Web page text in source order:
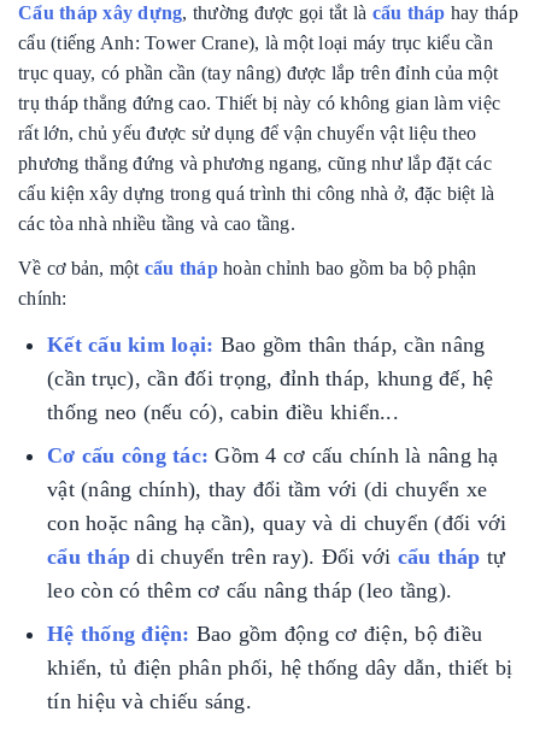
Cẩu tháp xây dựng, thường được gọi tắt là cẩu tháp hay tháp
cẩu (tiếng Anh: Tower Crane), là một loại máy trục kiểu cần
trục quay, có phần cần (tay nâng) được lắp trên đỉnh của một
trụ tháp thẳng đứng cao. Thiết bị này có không gian làm việc
rất lớn, chủ yếu được sử dụng để vận chuyển vật liệu theo
phương thẳng đứng và phương ngang, cũng như lắp đặt các
cấu kiện xây dựng trong quá trình thi công nhà ở, đặc biệt là
các tòa nhà nhiều tầng và cao tầng.
Về cơ bản, một cẩu tháphoàn chỉnh bao gồm ba bộ phận
chính:
Kết cấu kim loại: Bao gồm thân tháp, cần nâng
(cần trục), cần đối trọng, đỉnh tháp, khung đế, hệ
thống neo (nếu có), cabin điều khiển...
Cơ cấu công tác: Gồm 4 cơ cấu chính là nâng hạ
vật (nâng chính), thay đổi tầm với (di chuyển xe
con hoặc nâng hạ cần), quay và di chuyển (đối với
cẩu tháp di chuyển trên ray). Đối với cẩu tháp tự
leo còn có thêm cơ cấu nâng tháp (leo tầng).
Hệ thống điện: Bao gồm động cơ điện, bộ điều
khiển, tủ điện phân phối, hệ thống dây dẫn, thiết bị
tín hiệu và chiếu sáng.